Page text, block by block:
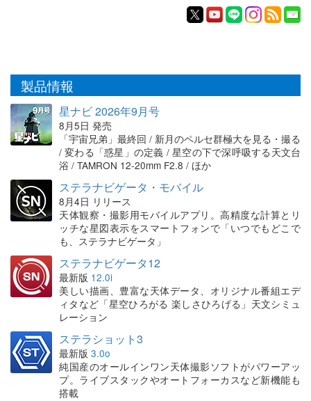
製品情報
星ナビ 2026年9月号
8月5日 発売
「宇宙兄弟」最終回 / 新月のペルセ群極大を見る・撮る
/ 変わる「惑星」の定義 / 星空の下で深呼吸する天文台
浴 / TAMRON 12-20mm F2.8 / ほか
ステラナビゲータ・モバイル
8月4日 リリース
天体観察・撮影用モバイルアプリ。高精度な計算とリ
ッチな星図表示をスマートフォンで「いつでもどこで
も、ステラナビゲータ」
ステラナビゲータ12
最新版 12.0i
美しい描画、豊富な天体データ、オリジナル番組エデ
ィタなど「星空ひろがる 楽しさひろげる」天文シミュ
レーション
ステラショット3
最新版 3.0o
純国産のオールインワン天体撮影ソフトがパワーアッ
プ。ライブスタックやオートフォーカスなど新機能も
搭載